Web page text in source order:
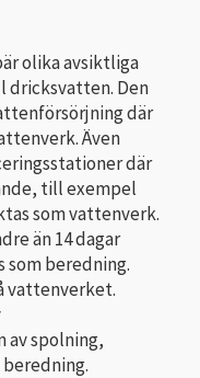
olika avsiktliga
dricksvatten. Den
där
Även
där
till exempel
som vattenverk.
än 14 dagar
beredning.
vattenverket.
av spolning,